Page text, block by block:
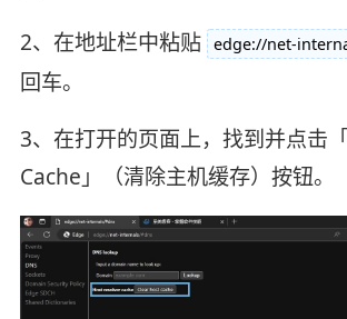
2、在地址栏中粘贴 edge://net-
回车。
3、在打开的页面上，找到并点击
Cache」（清除主机缓存）按钮。